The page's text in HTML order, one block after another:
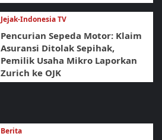
Jejak-Indonesia TV
Pencurian Sepeda Motor: Klaim
Asuransi Ditolak Sepihak,
Pemilik Usaha Mikro Laporkan
Zurich ke OJK
Berita